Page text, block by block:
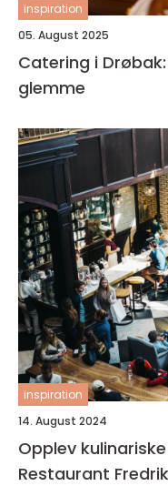
inspiration
05. August 2025
Catering i
glemme
inspiration
14. August 2024
Opplev
Restaurant